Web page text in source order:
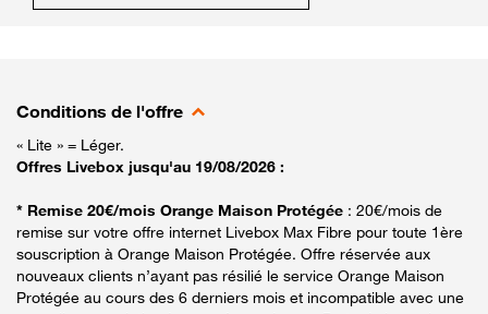
Conditions de l'offre
« Lite » = Léger.
Offres Livebox jusqu'au 19/08/2026 :
* Remise 20€/mois Orange Maison Protégée : 20€/mois de
remise sur votre offre internet Livebox Max Fibre pour toute 1ère
souscription à Orange Maison Protégée. Offre réservée aux
nouveaux clients n’ayant pas résilié le service Orange Maison
Protégée au cours des 6 derniers mois et incompatible avec une